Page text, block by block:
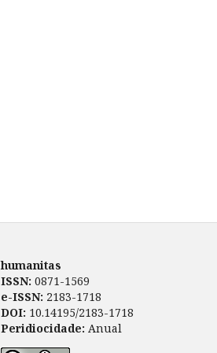
humanitas
ISSN: 0871-1569
e-ISSN: 2183-1718
DOI: 10.14195/2183-1718
Peridiocidade: Anual